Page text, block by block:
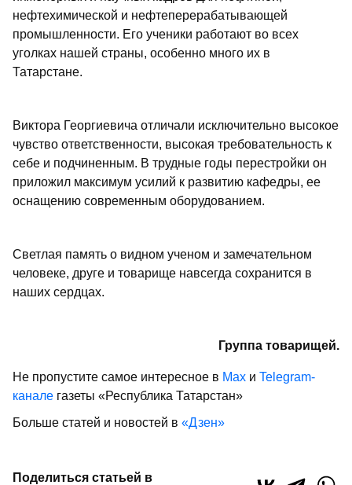
нефтехимической и нефтеперерабатывающей
промышленности. Его ученики работают во всех
уголках нашей страны, особенно много их в
Татарстане.
Виктора Георгиевича отличали исключительно высокое
чувство ответственности, высокая требовательность к
себе и подчиненным. В трудные годы перестройки он
приложил максимум усилий к развитию кафедры, ее
оснащению современным оборудованием.
Светлая память о видном ученом и замечательном
человеке, друге и товарище навсегда сохранится в
наших сердцах.
Группа товарищей.
Не пропустите самое интересное в Max и Telegram-
канале газеты «Республика Татарстан»
Больше статей и новостей в «Дзен»
Поделиться статьей в